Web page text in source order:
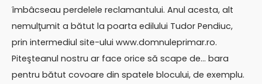
îmbâcseau perdelele reclamantului. Anul acesta, alt
nemulţumit a bătut la poarta edilului Tudor Pendiuc,
prin intermediul site-ului www.domnuleprimar.ro.
Piteşteanul nostru ar face orice să scape de… bara
pentru bătut covoare din spatele blocului, de exemplu.